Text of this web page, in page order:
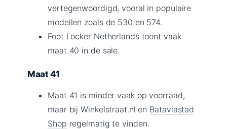
vertegenwoordigd, vooral in populaire
modellen zoals de 530 en 574.
Foot Locker Netherlands toont vaak
maat 40 in de sale.
Maat 41
Maat 41 is minder vaak op voorraad,
maar bij Winkelstraat.nl en Bataviastad
Shop regelmatig te vinden.